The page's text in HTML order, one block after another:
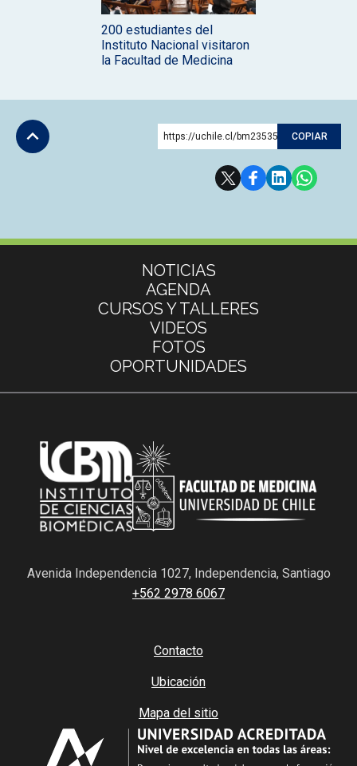
200 estudiantes del
Instituto Nacional visitaron
la Facultad de Medicina
https://uchile.cl/bm235356 COPIAR
NOTICIAS
AGENDA
CURSOS Y TALLERES
VIDEOS
FOTOS
OPORTUNIDADES
Avenida Independencia 1027, Independencia, Santiago
+562 2978 6067
Contacto
Ubicación
Mapa del sitio